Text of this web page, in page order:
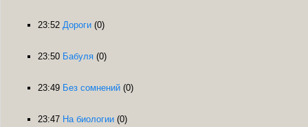
23:52 Дороги (0)
23:50 Бабуля (0)
23:49 Без сомнений (0)
23:47 На биологии (0)